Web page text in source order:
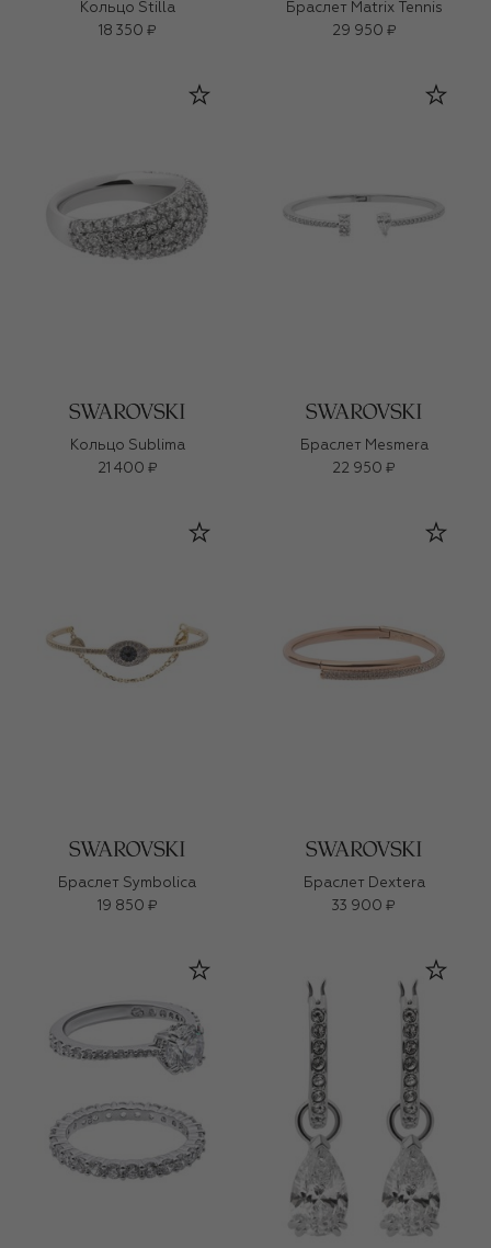
Кольцо Stilla
18 350 ₽
Браслет Matrix Tennis
29 950 ₽
Кольцо Sublima
21 400 ₽
Браслет Mesmera
22 950 ₽
Браслет Symbolica
19 850 ₽
Браслет Dextera
33 900 ₽